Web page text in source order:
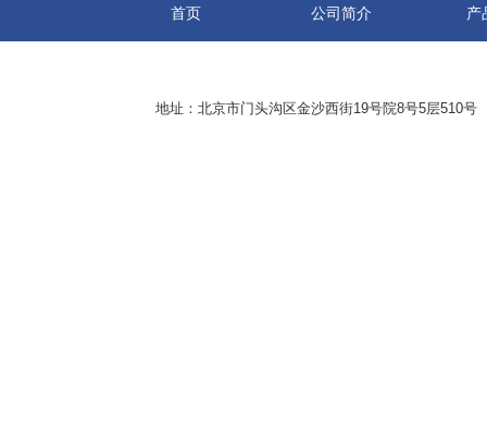
首页 公司简介 产
地址：北京市门头沟区金沙西街19号院8号5层510